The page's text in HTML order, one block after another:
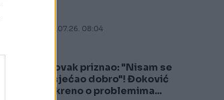
08.07.26. 08:04
Novak priznao: "Nisam se
osjećao dobro"! Đoković
iskreno o problemima...